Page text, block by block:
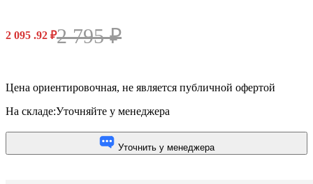
2 095 .92 ₽2 795₽
Цена ориентировочная, не является публичной офертой
На складе:Уточняйте у менеджера
Уточнить у менеджера